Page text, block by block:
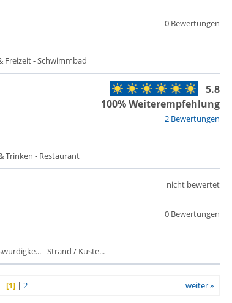
0 Bewertungen
Freizeit - Schwimmbad
2 Bewertungen
5.8
100% Weiterempfehlung
Trinken - Restaurant
0 Bewertungen
nicht bewertet
- Strand / Küste...
[1]| 2 weiter »